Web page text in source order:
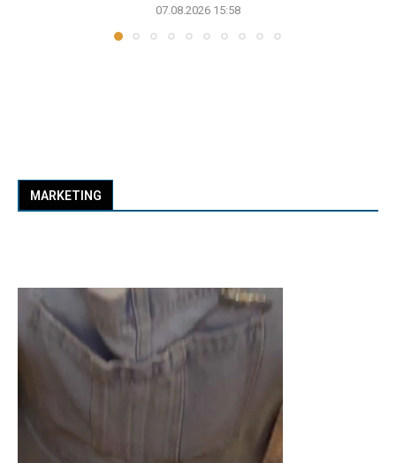
07.08.2026 15:58
MARKETING